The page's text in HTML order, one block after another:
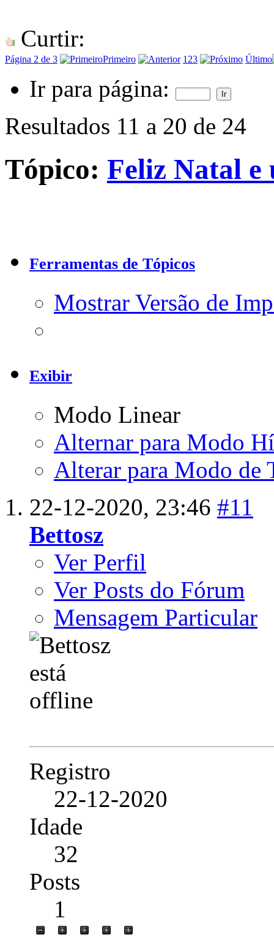
Curtir:
Página 2 de 3 Primeiro 1 23 Último
Ir para página:
Resultados 11 a 20 de 24
Tópico: Feliz Natal e
Ferramentas de Tópicos
Mostrar Versão de
Exibir
Modo Linear
Alternar para Modo
Alterar para Modo de
22-12-2020, 23:46 #11
Bettosz
Ver Perfil
Ver Posts do Fórum
Mensagem Particular
Registro
22-12-2020
Idade
32
Posts
1